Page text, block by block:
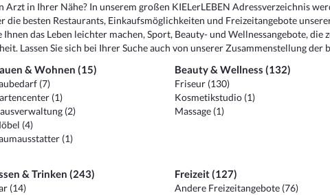
in Ihrer Nähe? In unserem großen KIELerLEBEN Adressverzeichnis
besten Restaurants, Einkaufsmöglichkeiten und Freizeitangebote
das Leben leichter machen, Sport, Beauty- und Wellnessangebote, die
Lassen Sie sich bei Ihrer Suche auch von unserer Zusammenstellung der
& Wohnen (15)
(7)
(1)
(2)
(4)
(1)
Beauty & Wellness (132)
Friseur (130)
Kosmetikstudio (1)
Massage (1)
& Trinken (243)
(14)
Freizeit (127)
Andere Freizeitangebote (76)